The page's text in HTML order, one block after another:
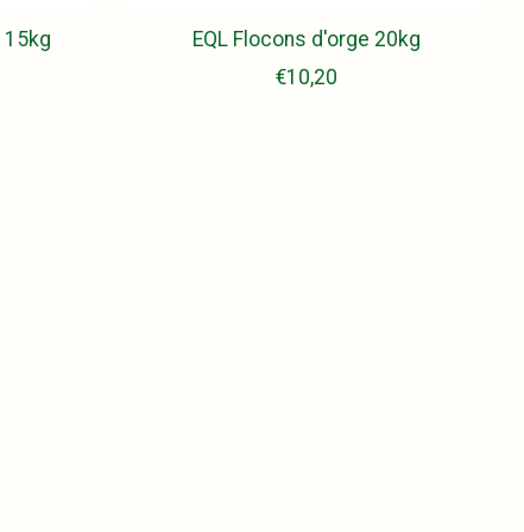
15kg
EQL Flocons d'orge 20kg
€10,20